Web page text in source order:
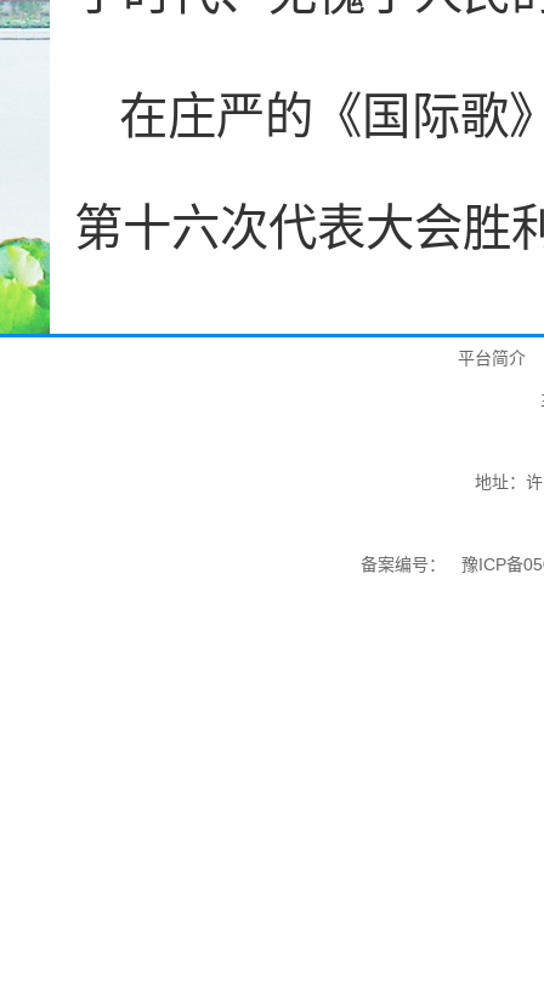
在庄严的《国际歌
第十六次代表大会胜
平台简介
地址：
备案编号： 豫ICP备